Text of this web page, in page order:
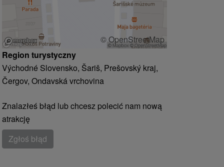
© OpenStreetMap
Region turystyczny
Východné Slovensko, Šariš, Prešovský kraj,
Čergov, Ondavská vrchovina
Znalazłeś błąd lub chcesz polecić nam nową
atrakcję
Zgłoś błąd